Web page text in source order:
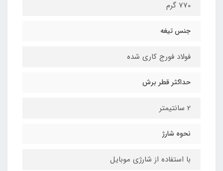
770 گرم
جنس تیغه
فولاد فورج کاری شده
حداکثر قطر برش
2 سانتیمتر
نحوه شارژ
با استفاده از شارژی موبایل